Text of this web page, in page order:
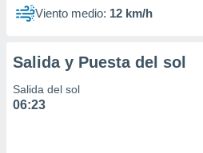
1199
Viento medio: 12 km/h
Salida y Puesta del sol
Salida del sol
06:23